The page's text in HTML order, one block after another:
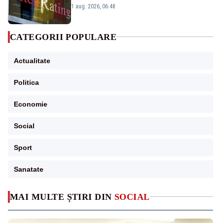
MAI MULTE ȘTIRI DIN SOCIAL
„BBB-” cu perspectivă negativă
1 aug. 2026, 06:48
CATEGORII POPULARE
Actualitate
Politica
Economie
Social
Sport
Sanatate